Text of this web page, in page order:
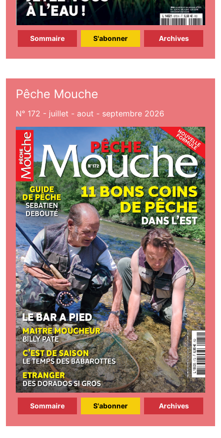
Sommaire S'abonner Archives
Pêche Mouche
N° 172 - juillet - aout - septembre 2026
Sommaire S'abonner Archives